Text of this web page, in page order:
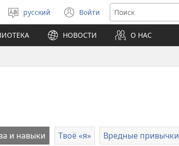
Выберите
язык
русский Войти
(открывается
в
новом
окне)
НОВОСТИ О НАС
и навыки Твоё «я» Вредные привычки